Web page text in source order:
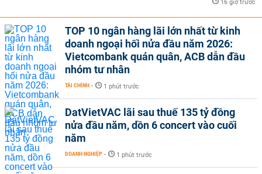
16 giờ trước
TOP 10 ngân hàng lãi lớn nhất từ kinh
doanh ngoại hối nửa đầu năm 2026:
Vietcombank quán quân, ACB dẫn đầu
nhóm tư nhân
TÀI CHÍNH - 1 phút trước
DatVietVAC lãi sau thuế 135 tỷ đồng
nửa đầu năm, dồn 6 concert vào cuối
năm
DOANH NGHIỆP - 1 phút trước